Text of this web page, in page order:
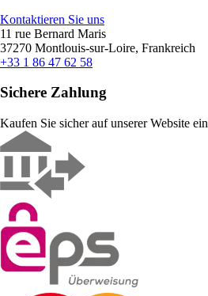
Kontaktieren Sie uns
11 rue Bernard Maris
37270 Montlouis-sur-Loire, Frankreich
+33 1 86 47 62 58
Sichere Zahlung
Kaufen Sie sicher auf unserer Website ein